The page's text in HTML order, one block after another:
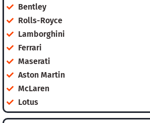
Bentley
Rolls-Royce
Lamborghini
Ferrari
Maserati
Aston Martin
McLaren
Lotus